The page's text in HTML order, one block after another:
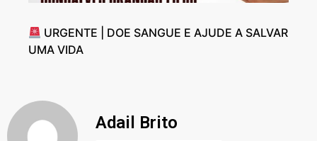
URGENTE | DOE SANGUE E AJUDE A SALVAR
UMA VIDA
Adail Brito